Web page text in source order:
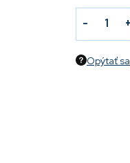
Opýtať sa